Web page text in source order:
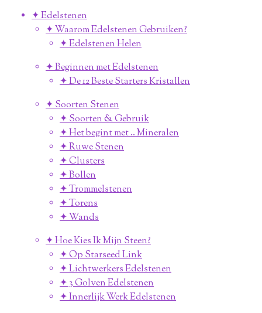
✦ Edelstenen
✦ Waarom Edelstenen Gebruiken?
✦ Edelstenen Helen
✦ Beginnen met Edelstenen
✦ De 12 Beste Starters Kristallen
✦ Soorten Stenen
✦ Soorten & Gebruik
✦ Het begint met .. Mineralen
✦ Ruwe Stenen
✦ Clusters
✦ Bollen
✦ Trommelstenen
✦ Torens
✦ Wands
✦ Hoe Kies Ik Mijn Steen?
✦ Op Starseed Link
✦ Lichtwerkers Edelstenen
✦ 3 Golven Edelstenen
✦ Innerlijk Werk Edelstenen